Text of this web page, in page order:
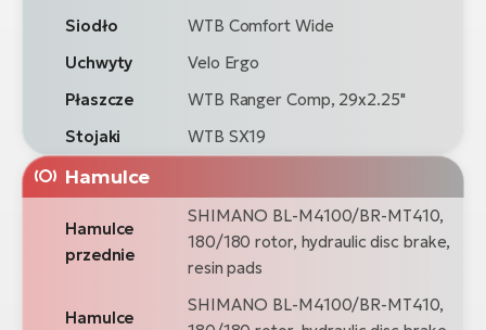
Siodło
WTB Comfort Wide
Uchwyty
Velo Ergo
Płaszcze
WTB Ranger Comp, 29x2.25"
Stojaki
WTB SX19
Hamulce
Hamulce
przednie
SHIMANO BL-M4100/BR-MT410,
180/180 rotor, hydraulic disc brake,
resin pads
Hamulce
SHIMANO BL-M4100/BR-MT410,